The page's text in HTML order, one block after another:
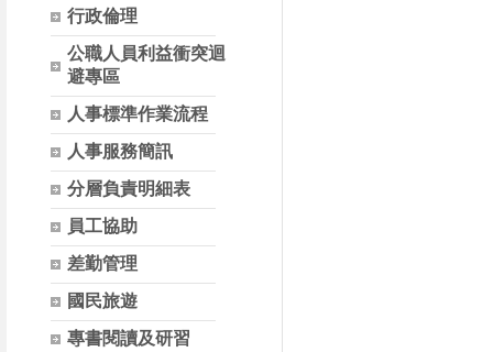
行政倫理
公職人員利益衝突迴
避專區
人事標準作業流程
人事服務簡訊
分層負責明細表
員工協助
差勤管理
國民旅遊
專書閱讀及研習